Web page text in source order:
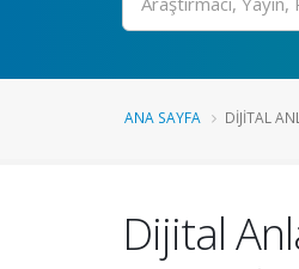
ANA SAYFA DIJITAL
Dijital